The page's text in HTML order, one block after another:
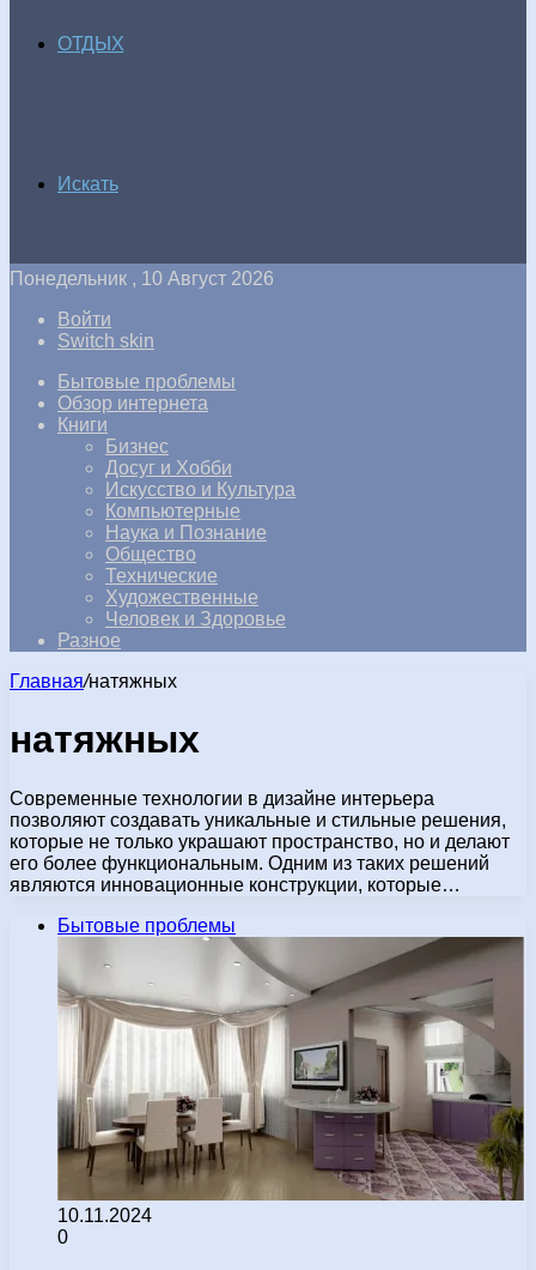
ОТДЫХ
Искать
Понедельник , 10 Август 2026
Войти
Switch skin
Бытовые проблемы
Обзор интернета
Книги
Бизнес
Досуг и Хобби
Искусство и Культура
Компьютерные
Наука и Познание
Общество
Технические
Художественные
Человек и Здоровье
Разное
Главная/натяжных
натяжных
Современные технологии в дизайне интерьера
позволяют создавать уникальные и стильные решения,
которые не только украшают пространство, но и делают
его более функциональным. Одним из таких решений
являются инновационные конструкции, которые…
Бытовые проблемы
10.11.2024
0